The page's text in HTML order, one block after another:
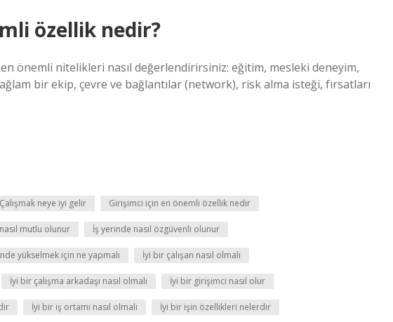
özellik nedir?
önemli nitelikleri nasıl değerlendirirsiniz: eğitim, mesleki deneyim,
bir ekip, çevre ve bağlantılar (network), risk alma isteği, fırsatları
Çalışmak neye iyi gelir Girişimci için en önemli özellik nedir
mutlu olunur İş yerinde nasıl özgüvenli olunur
yükselmek için ne yapmalı İyi bir çalışan nasıl olmalı
İyi bir çalışma arkadaşı nasıl olmalı İyi bir girişimci nasıl olur
İyi bir iş ortamı nasıl olmalı İyi bir işin özellikleri nelerdir